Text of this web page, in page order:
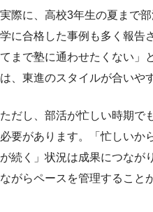
実際に、高校3年生の夏まで
学に合格した事例も多く報告
てまで塾に通わせたくない」
は、東進のスタイルが合いや
ただし、部活が忙しい時期で
必要があります。「忙しいか
が続く」状況は成果につなが
ながらペースを管理すること